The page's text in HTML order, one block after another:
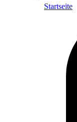
Startseite